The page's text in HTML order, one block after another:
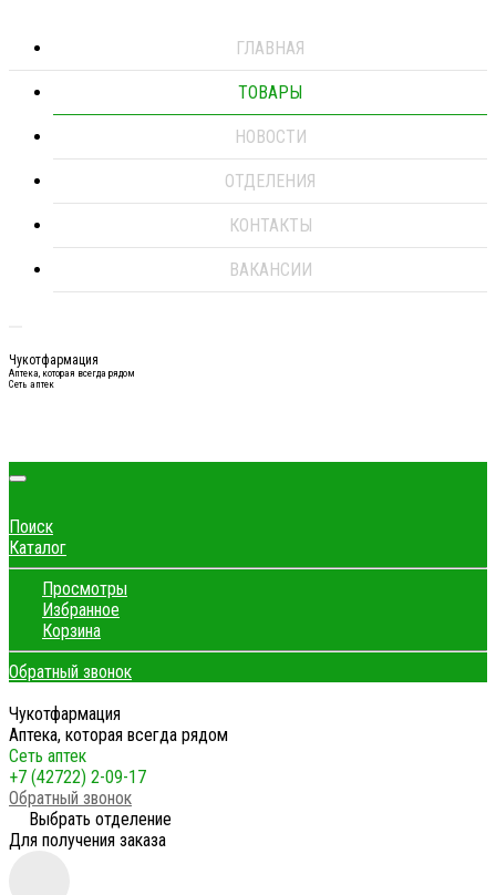
ГЛАВНАЯ
ТОВАРЫ
НОВОСТИ
ОТДЕЛЕНИЯ
КОНТАКТЫ
ВАКАНСИИ
Чукотфармация
Аптека, которая всегда рядом
Сеть аптек
Поиск
Каталог
Просмотры
Избранное
Корзина
Обратный звонок
Чукотфармация
Аптека, которая всегда рядом
Сеть аптек
+7 (42722) 2-09-17
Обратный звонок
Выбрать отделение
Для получения заказа